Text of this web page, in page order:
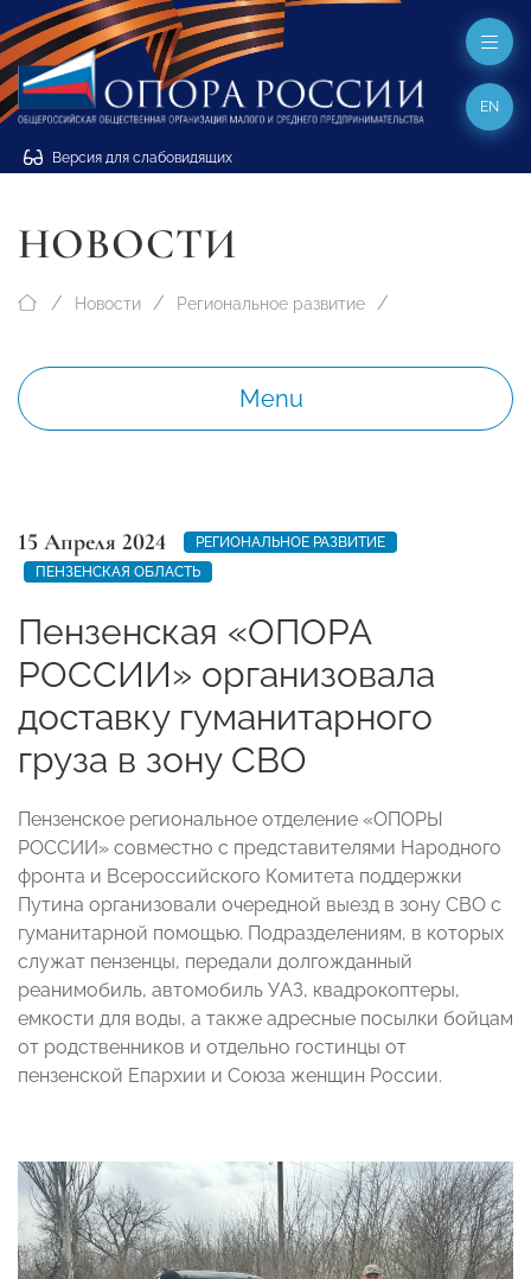
Версия для слабовидящих
EN
НОВОСТИ
Новости Региональное развитие
Menu
15 Апреля 2024
РЕГИОНАЛЬНОЕ РАЗВИТИЕ
ПЕНЗЕНСКАЯ ОБЛАСТЬ
Пензенская «ОПОРА
РОССИИ» организовала
доставку гуманитарного
груза в зону СВО
Пензенское региональное отделение «ОПОРЫ
РОССИИ» совместно с представителями Народного
фронта и Всероссийского Комитета поддержки
Путина организовали очередной выезд в зону СВО с
гуманитарной помощью. Подразделениям, в которых
служат пензенцы, передали долгожданный
реанимобиль, автомобиль УАЗ, квадрокоптеры,
емкости для воды, а также адресные посылки бойцам
от родственников и отдельно гостинцы от
пензенской Епархии и Союза женщин России.